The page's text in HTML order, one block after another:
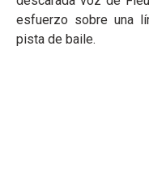
esfuerzo sobre una
pista de baile.